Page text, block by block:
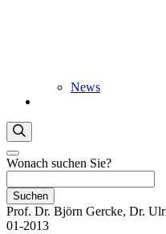
News
Wonach suchen Sie?
Suchen
Prof. Dr. Björn Gercke, Dr.
01-2013